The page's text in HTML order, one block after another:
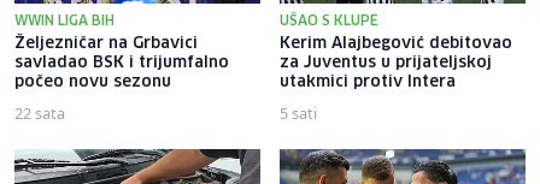
WWIN LIGA BIH
Željezničar na Grbavici
savladao BSK i trijumfalno
počeo novu sezonu
22 sata
UŠAO S KLUPE
Kerim Alajbegović debitovao
za Juventus u prijateljskoj
utakmici protiv Intera
5 sati